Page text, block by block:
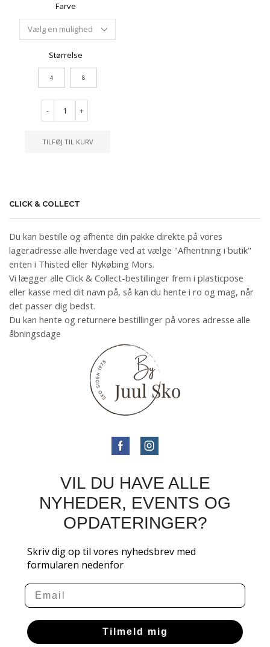
Farve
Størrelse
4 8
- +
TILFØJ TIL KURV
CLICK & COLLECT
Du kan bestille og afhente din pakke direkte på vores
lageradresse alle hverdage ved at vælge "Afhentning i butik"
enten i Thisted eller Nykøbing Mors.
Vi lægger alle Click & Collect-bestillinger frem i plasticpose
eller kasse med dit navn på, så kan du hente i ro og mag, når
det passer dig bedst.
Du kan hente og returnere bestillinger på vores adresse alle
åbningsdage
VIL DU HAVE ALLE
NYHEDER, EVENTS OG
OPDATERINGER?
Skriv dig op til vores nyhedsbrev med
formularen nedenfor
Email
Tilmeld mig